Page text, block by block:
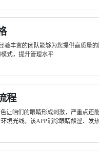
验丰富的团队能够为您提供高质量
式，提升管理水平
程
让咱们的眼睛形成刺激，严重点
境光线。该APP消除眼睛酸涩、